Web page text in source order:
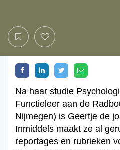
Na haar studie
Functieleer aan de
Nijmegen) is Geertje de
Inmiddels maakt ze al
reportages en rubrieken